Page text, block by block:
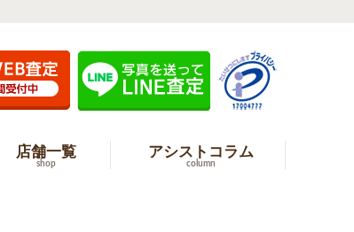
店舗一覧
shop
アシストコラム
column